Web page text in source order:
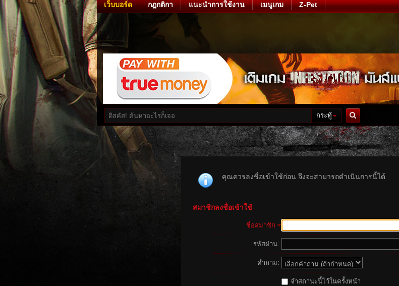
เว็บบอร์ด กฎกติกา แนะนำการใช้งาน เมนูเกม Z-Pet
กระทู้
ค้นหา
คุณควรลงชื่อเข้าใช้ก่อน จึงจะสามารถดำเนินการนี้ได้
สมาชิกลงชื่อเข้าใช้
ชื่อสมาชิก
รหัสผ่าน:
คำถาม:
จำสถานะนี้ไว้ในครั้งหน้า